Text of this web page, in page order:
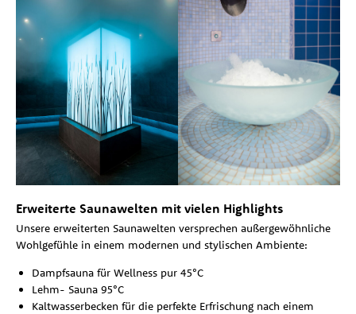
Erweiterte Saunawelten mit vielen Highlights
Unsere erweiterten Saunawelten versprechen außergewöhnliche
Wohlgefühle in einem modernen und stylischen Ambiente:
Dampfsauna für Wellness pur 45°C
Lehm- Sauna 95°C
Kaltwasserbecken für die perfekte Erfrischung nach einem